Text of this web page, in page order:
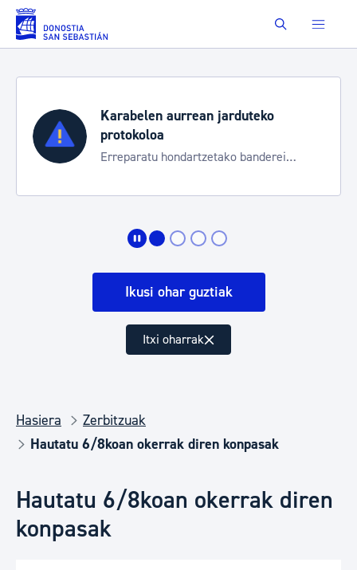
Eduki nagusira joan Buscar
Karabelen aurrean jarduteko
protokoloa
Erreparatu hondartzetako banderei
Ikusi ohar guztiak
Itxi oharrak
Hasiera
Zerbitzuak
Hautatu 6/8koan okerrak diren konpasak
Hautatu 6/8koan okerrak diren
konpasak